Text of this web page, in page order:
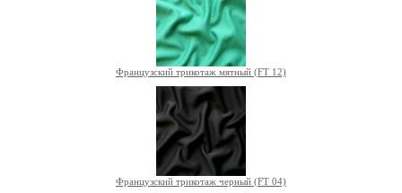
Французский трикотаж мятный (FT 12)
Французский трикотаж черный (FT 04)